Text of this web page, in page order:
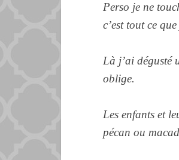
Perso je ne
c’est tout ce
Là j’ai dégusté
oblige.
Les enfants et
pécan ou